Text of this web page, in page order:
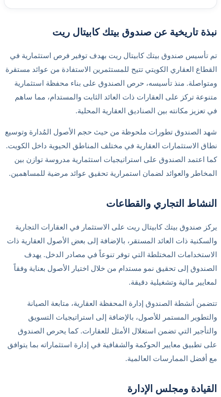
تاريخية عن صندوق بيتك كابيتال ريت
صندوق بيتك كابيتال ريت بهدف توفير فرص استثمارية في
العقاري الكويتي تتيح للمستثمرين الاستفادة من عوائد مستقرة
منذ تأسيسه، حرص الصندوق على بناء محفظة استثمارية
تركز على العقارات ذات العائد الثابت والمستدام، مما ساهم
مكانته بين الصناديق العقارية المحلية.
الصندوق تطورات ملحوظة من حيث حجم الأصول المُدارة وتوسيع
الاستثمارات العقارية في مختلف المناطق الحيوية داخل الكويت.
الصندوق على استراتيجيات استثمارية مدروسة توازن بين
والعوائد لضمان استمرارية تحقيق عوائد مرضية للمساهمين.
التجاري والقطاعات
صندوق بيتك كابيتال ريت على الاستثمار في العقارات التجارية
ذات العائد المستقر، بالإضافة إلى بعض الأصول العقارية ذات
المختلطة التي توفر تنوعاً في مصادر الدخل. يهدف
إلى تحقيق نمو مستدام من خلال اختيار الأصول بعناية وفقاً
مالية وتشغيلية دقيقة.
أنشطة الصندوق إدارة المحفظة العقارية، متابعة الصيانة
المستمر للأصول، بالإضافة إلى استراتيجيات التسويق
التي تضمن استغلال الأمثل للعقارات. كما يحرص الصندوق
معايير الحوكمة والشفافية في إدارة استثماراته بما يتوافق
الممارسات العالمية.
ومجلس الإدارة